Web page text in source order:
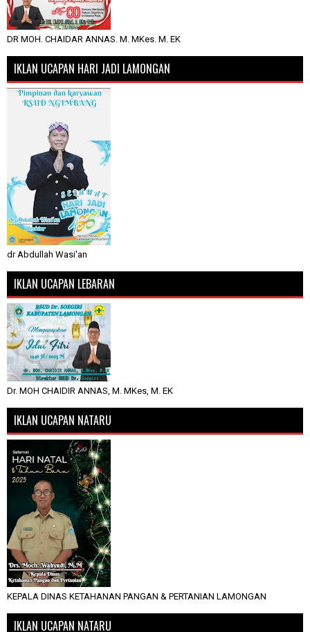
DR MOH. CHAIDAR ANNAS. M. MKes. M. EK
IKLAN UCAPAN HARI JADI LAMONGAN
dr Abdullah Wasi'an
IKLAN UCAPAN LEBARAN
Dr. MOH CHAIDIR ANNAS, M. MKes, M. EK
IKLAN UCAPAN NATARU
KEPALA DINAS KETAHANAN PANGAN & PERTANIAN LAMONGAN
IKLAN UCAPAN NATARU